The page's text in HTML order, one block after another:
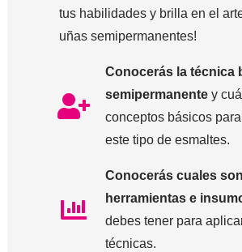
tus habilidades y brilla en el
uñas semipermanentes!
Conocerás la técnica
semipermanentey
conceptos básicos
este tipo de esmaltes.
Conocerás cuales
herramientas e
debes tener para
técnicas.